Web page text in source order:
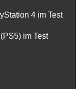
4 im Test
im Test